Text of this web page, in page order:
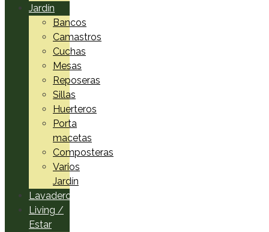
Jardín
Bancos
Camastros
Cuchas
Mesas
Reposeras
Sillas
Huerteros
Porta
macetas
Composteras
Varios
Jardín
Lavadero
Living /
Estar